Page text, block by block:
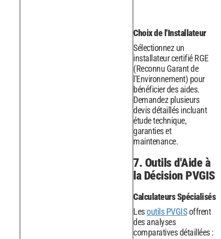
Choix de l'Installateur
Sélectionnez un
installateur certifié RGE
(Reconnu Garant de
l'Environnement) pour
bénéficier des aides.
Demandez plusieurs
devis détaillés incluant
étude technique,
garanties et
maintenance.
7. Outils d'Aide à
la Décision PVGIS
Calculateurs Spécialisés
Lesoutils PVGISoffrent
des analyses
comparatives détaillées :